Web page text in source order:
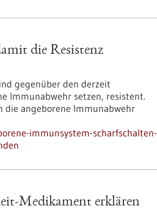
die Resistenz
gegenüber den derzeit
Immunabwehr setzen, resistent.
die angeborene Immunabwehr
immunsystem-scharfschalten-
Medikament erklären